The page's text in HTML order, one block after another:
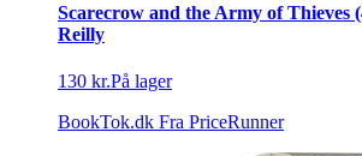
Scarecrow and the Army of Thieves
Reilly
130 kr.På lager
BookTok.dk Fra PriceRunner